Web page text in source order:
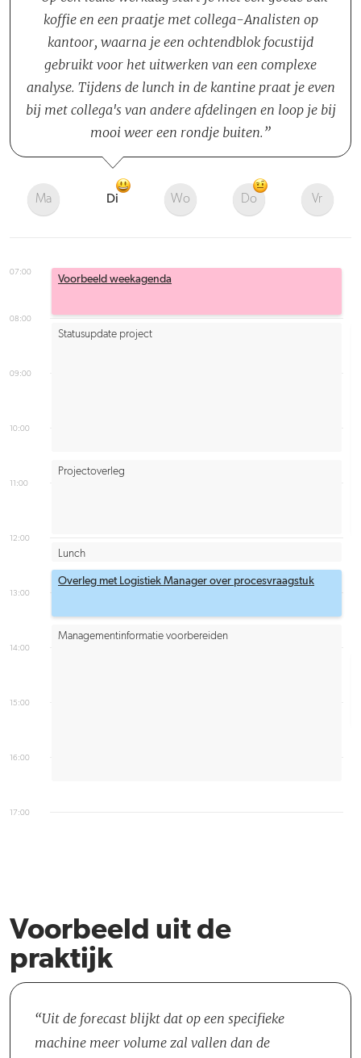
koffie en een praatje met collega-Analisten op
kantoor, waarna je een ochtendblok focustijd
gebruikt voor het uitwerken van een complexe
analyse. Tijdens de lunch in de kantine praat je even
bij met collega's van andere afdelingen en loop je bij
mooi weer een rondje buiten.
Ma Di Wo Do Vr
07:00
08:00
09:00
10:00
11:00
12:00
13:00
14:00
15:00
16:00
17:00
Voorbeeld weekagenda
Statusupdate project
Projectoverleg
Lunch
Managementinformatie voorbereiden
Overleg met Logistiek Manager over procesvraagstuk
Voorbeeld uit de
praktijk
Uit de forecast blijkt dat op een specifieke
machine meer volume zal vallen dan de